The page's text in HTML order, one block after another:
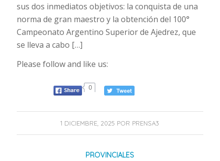
sus dos inmediatos objetivos: la conquista de una
norma de gran maestro y la obtención del 100°
Campeonato Argentino Superior de Ajedrez, que
se lleva a cabo […]
Please follow and like us:
0
1 DICIEMBRE, 2025 POR PRENSA3
PROVINCIALES